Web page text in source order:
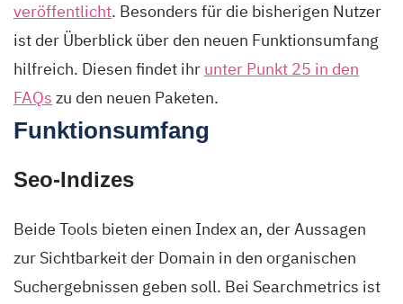
veröffentlicht. Besonders für die bisherigen Nutzer
ist der Überblick über den neuen Funktionsumfang
hilfreich. Diesen findet ihr unter Punkt 25 in den
FAQs zu den neuen Paketen.
Funktionsumfang
Seo-Indizes
Beide Tools bieten einen Index an, der Aussagen
zur Sichtbarkeit der Domain in den organischen
Suchergebnissen geben soll. Bei Searchmetrics ist